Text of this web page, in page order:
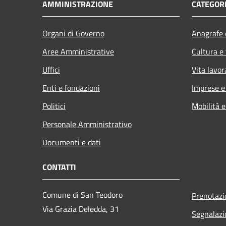
AMMINISTRAZIONE
Organi di Governo
Aree Amministrative
Uffici
Enti e fondazioni
Politici
Personale Amministrativo
Documenti e dati
Cultura
Vita
Imprese
Mobilità
CONTATTI
Comune di San Teodoro
Via Grazia Deledda, 31